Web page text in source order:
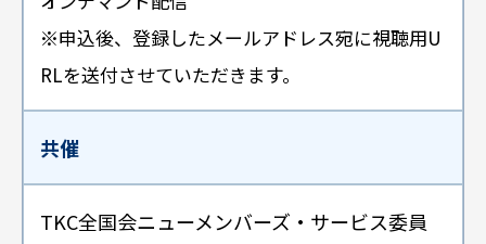
※申込後、登録したメールアドレス宛に視聴用U
RLを送付させていただきます。
共催
TKC全国会ニューメンバーズ・サービス委員